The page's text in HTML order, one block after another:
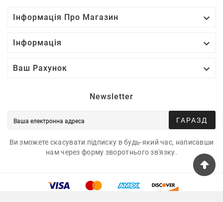
Інформація Про Магазин 
Інформація 
Ваш Рахунок 
Newsletter
ГАРАЗД
Ви зможете скасувати підписку в будь-який час, написавши
нам через форму зворотнього зв'язку.